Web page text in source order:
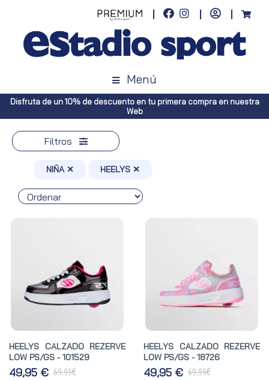
Menú
Disfruta de un 10% de descuento en tu primera compra en nuestra
Web
Filtros
NIÑA ✕ HEELYS ✕
HEELYS CALZADO REZERVE
LOW PS/GS - 101529
49,95 € 69,95€
HEELYS CALZADO REZERVE
LOW PS/GS - 18726
49,95 € 69,95€